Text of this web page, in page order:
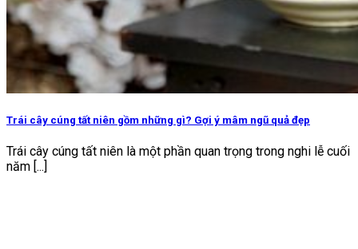
Trái cây cúng tất niên gồm những gì? Gợi ý mâm ngũ quả đẹp
Trái cây cúng tất niên là một phần quan trọng trong nghi lễ cuối
năm [...]